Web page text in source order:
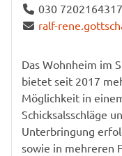
030 7202164317
ralf-
Das Wohnheim im
bietet seit 2017
Möglichkeit in
Schicksalsschläge
Unterbringung
sowie in mehreren